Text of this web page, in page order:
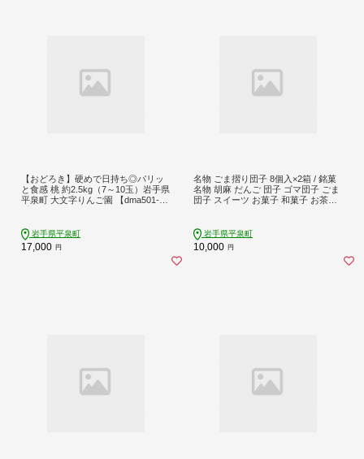
【おどろき】硬めで日持ち◎パリッ
と食感 桃 約2.5kg（7～10玉）岩手県
平泉町 大文字りんご園 【dma501-o
岩手県平泉町
17,000 円
名物 ごま摺り団子 8個入×2箱 / 銘菓
名物 胡麻 だんご 団子 ゴマ団子 ごま
団子 スイーツ お菓子 和菓子 お茶菓
冷凍 松栄堂
岩手県平泉町
10,000 円